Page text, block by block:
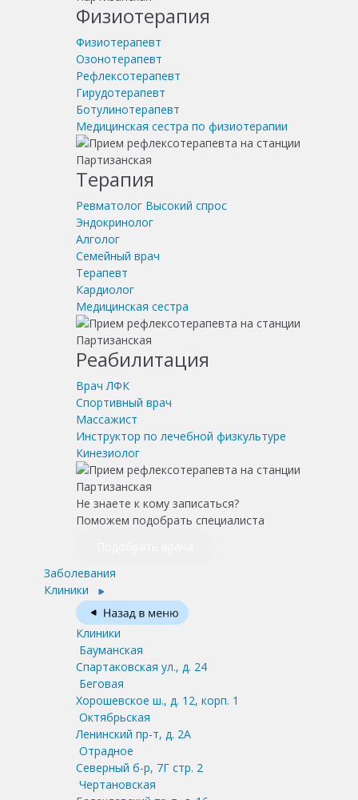
Физиотерапия
Физиотерапевт
Озонотерапевт
Рефлексотерапевт
Гирудотерапевт
Ботулинотерапевт
Медицинская сестра по физиотерапии
Терапия
Ревматолог Высокий спрос
Эндокринолог
Алголог
Семейный врач
Терапевт
Кардиолог
Медицинская сестра
Реабилитация
Врач ЛФК
Спортивный врач
Массажист
Инструктор по лечебной физкультуре
Кинезиолог
Не знаете к кому записаться?
Поможем подобрать специалиста
Заболевания
Клиники
Клиники
Бауманская
Спартаковская ул., д. 24
Беговая
Хорошевское ш., д. 12, корп. 1
Октябрьская
Ленинский пр-т, д. 2А
Отрадное
Северный б-р, 7Г стр. 2
Чертановская